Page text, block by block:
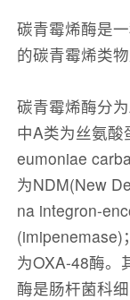
碳青霉烯酶是
的碳青霉烯类
碳青霉烯酶分
中A类为丝氨
eumoniae
为NDM(New
na integron-
(imipenemase)
为OXA-48酶。
酶是肠杆菌科